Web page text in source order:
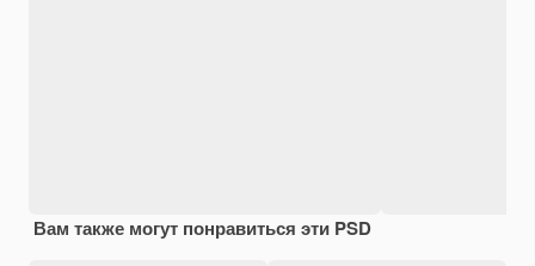
Вам также могут понравиться эти PSD